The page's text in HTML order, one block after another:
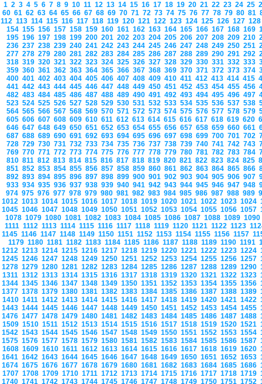
1 2 3 4 5 6 7 8 9 10 11 12 13 14 15 16 17 18 19 20 21 22 23 24 25
60 61 62 63 64 65 66 67 68 69 70 71 72 73 74 75 76 77 78 79 80 81
112 113 114 115 116 117 118 119 120 121 122 123 124 125 126 127
154 155 156 157 158 159 160 161 162 163 164 165 166 167 168 169
195 196 197 198 199 200 201 202 203 204 205 206 207 208 209 210
236 237 238 239 240 241 242 243 244 245 246 247 248 249 250 251
277 278 279 280 281 282 283 284 285 286 287 288 289 290 291 292
318 319 320 321 322 323 324 325 326 327 328 329 330 331 332 333
359 360 361 362 363 364 365 366 367 368 369 370 371 372 373 374
400 401 402 403 404 405 406 407 408 409 410 411 412 413 414 415
441 442 443 444 445 446 447 448 449 450 451 452 453 454 455 456
482 483 484 485 486 487 488 489 490 491 492 493 494 495 496 497
523 524 525 526 527 528 529 530 531 532 533 534 535 536 537 538
564 565 566 567 568 569 570 571 572 573 574 575 576 577 578 579
605 606 607 608 609 610 611 612 613 614 615 616 617 618 619 620
646 647 648 649 650 651 652 653 654 655 656 657 658 659 660 661
687 688 689 690 691 692 693 694 695 696 697 698 699 700 701 702
728 729 730 731 732 733 734 735 736 737 738 739 740 741 742 743
769 770 771 772 773 774 775 776 777 778 779 780 781 782 783 784
810 811 812 813 814 815 816 817 818 819 820 821 822 823 824 825
851 852 853 854 855 856 857 858 859 860 861 862 863 864 865 866
892 893 894 895 896 897 898 899 900 901 902 903 904 905 906 907
933 934 935 936 937 938 939 940 941 942 943 944 945 946 947 948
974 975 976 977 978 979 980 981 982 983 984 985 986 987 988 989
1012 1013 1014 1015 1016 1017 1018 1019 1020 1021 1022 1023 1024
1045 1046 1047 1048 1049 1050 1051 1052 1053 1054 1055 1056 1057
1078 1079 1080 1081 1082 1083 1084 1085 1086 1087 1088 1089
1111 1112 1113 1114 1115 1116 1117 1118 1119 1120 1121 1122 1123
1145 1146 1147 1148 1149 1150 1151 1152 1153 1154 1155 1156 1157
1179 1180 1181 1182 1183 1184 1185 1186 1187 1188 1189 1190 1191
1212 1213 1214 1215 1216 1217 1218 1219 1220 1221 1222 1223 1224
1245 1246 1247 1248 1249 1250 1251 1252 1253 1254 1255 1256 1257
1278 1279 1280 1281 1282 1283 1284 1285 1286 1287 1288 1289 1290
1311 1312 1313 1314 1315 1316 1317 1318 1319 1320 1321 1322 1323
1344 1345 1346 1347 1348 1349 1350 1351 1352 1353 1354 1355 1356
1377 1378 1379 1380 1381 1382 1383 1384 1385 1386 1387 1388 1389
1410 1411 1412 1413 1414 1415 1416 1417 1418 1419 1420 1421 1422
1443 1444 1445 1446 1447 1448 1449 1450 1451 1452 1453 1454 1455
1476 1477 1478 1479 1480 1481 1482 1483 1484 1485 1486 1487 1488
1509 1510 1511 1512 1513 1514 1515 1516 1517 1518 1519 1520 1521
1542 1543 1544 1545 1546 1547 1548 1549 1550 1551 1552 1553 1554
1575 1576 1577 1578 1579 1580 1581 1582 1583 1584 1585 1586 1587
1608 1609 1610 1611 1612 1613 1614 1615 1616 1617 1618 1619 1620
1641 1642 1643 1644 1645 1646 1647 1648 1649 1650 1651 1652 1653
1674 1675 1676 1677 1678 1679 1680 1681 1682 1683 1684 1685 1686
1707 1708 1709 1710 1711 1712 1713 1714 1715 1716 1717 1718 1719
1740 1741 1742 1743 1744 1745 1746 1747 1748 1749 1750 1751 1752